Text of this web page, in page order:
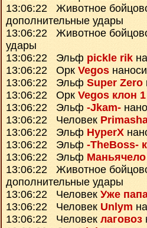
13:06:22 Животное
дополнительные удары
13:06:22 Животное
удары
13:06:22 Эльф pickle rik
13:06:22 Орк Vegos
13:06:22 Эльф Super Zero
13:06:22 Орк Vegos клон 1
13:06:22 Эльф -Jkam-
13:06:22 Человек
13:06:22 Эльф HyperX
13:06:22 Эльф -TheBoss-
13:06:22 Эльф
13:06:22 Животное
дополнительные удары
13:06:22 Человек Уже
13:06:22 Человек Unlym
13:06:22 Человек лаговоз